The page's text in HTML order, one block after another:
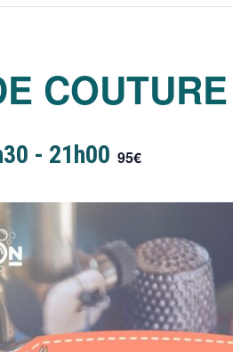
COUTURE
- 21h00 95€